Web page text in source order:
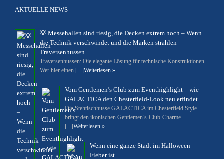
AKTUELLE NEWS
💡 Messehallen sind riesig, die Decken extrem hoch – Wenn
die Technik verschwindet und die Marken strahlen –
Traversenhussen
Traversenhussen: Die elegante Lösung für technische Konstruktionen
Wer hier einen [...]Weiterlesen »
Vom Gentlemen’s Club zum Eventhighlight – wie
GALACTICA den Chesterfield-Look neu erfindet
Die Stehtischhusse GALACTICA im Chesterfield Style
bringt den ikonischen Gentlemen’s-Club-Charme
[...]Weiterlesen »
Wenn eine ganze Stadt im Halloween-
Fieber ist…